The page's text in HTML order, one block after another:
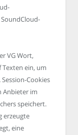
VG Wort,
ein, um
Cookies
Anbieter im
speichert.
erzeugte
eine